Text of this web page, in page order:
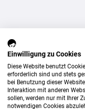
Einwilligung zu Cookies
Diese Website benutzt
erforderlich sind und stets
bei Benutzung dieser
Interaktion mit anderen
sollen, werden nur mit Ihrer
notwendigen Cookies